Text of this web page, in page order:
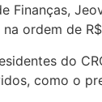
Finanças,
ordem de
do
como o